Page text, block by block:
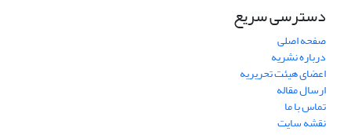
دسترسی سریع
صفحه اصلی
درباره نشریه
اعضای هیئت تحریریه
ارسال مقاله
تماس با ما
نقشه سایت